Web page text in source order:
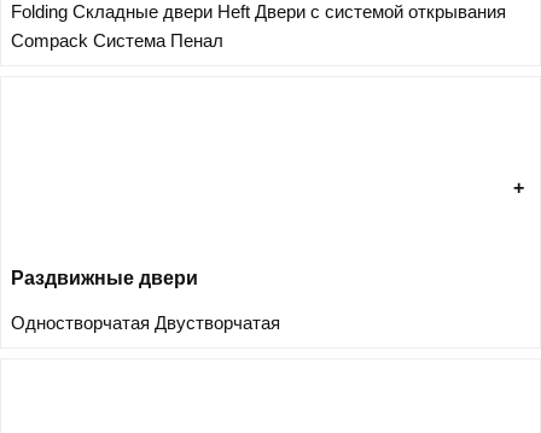
Folding Складные двери Heft Двери с системой открывания
Compack Система Пенал
Раздвижные двери
Одностворчатая Двустворчатая